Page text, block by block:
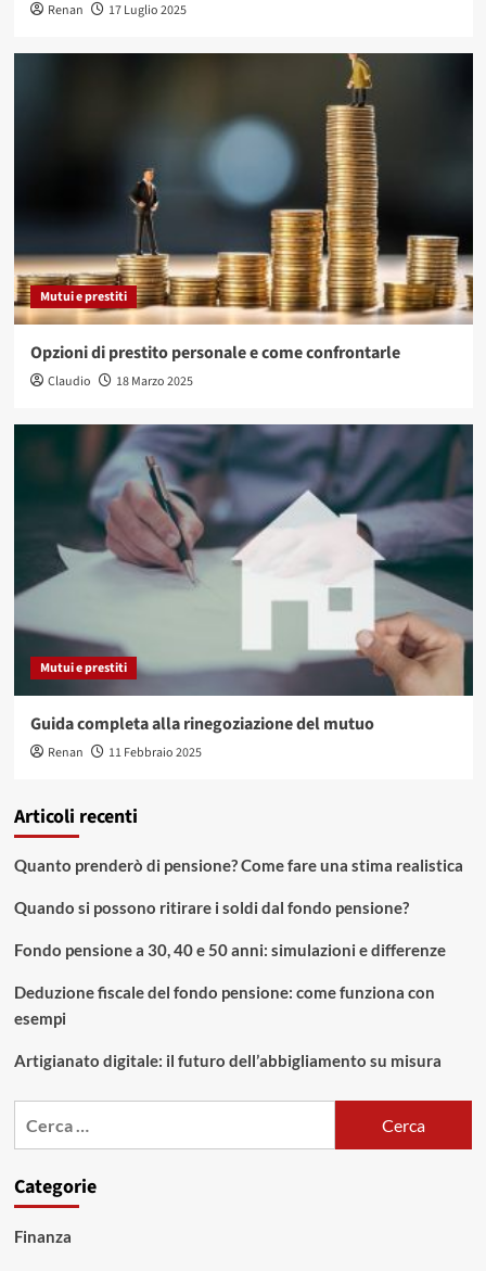
Renan 17 Luglio 2025
Mutui e prestiti
Opzioni di prestito personale e come confrontarle
Claudio 18 Marzo 2025
Mutui e prestiti
Guida completa alla rinegoziazione del mutuo
Renan 11 Febbraio 2025
Articoli recenti
Quanto prenderò di pensione? Come fare una stima realistica
Quando si possono ritirare i soldi dal fondo pensione?
Fondo pensione a 30, 40 e 50 anni: simulazioni e differenze
Deduzione fiscale del fondo pensione: come funziona con
esempi
Artigianato digitale: il futuro dell’abbigliamento su misura
Categorie
Finanza